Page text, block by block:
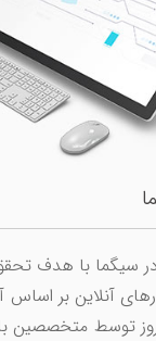
سیگما با هدف
آنلاین بر اساس
توسط متخصصین